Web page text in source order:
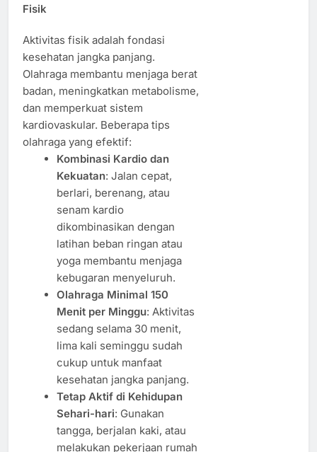
Fisik
Aktivitas fisik adalah fondasi
kesehatan jangka panjang.
Olahraga membantu menjaga berat
badan, meningkatkan metabolisme,
dan memperkuat sistem
kardiovaskular. Beberapa tips
olahraga yang efektif:
Kombinasi Kardio dan
Kekuatan: Jalan cepat,
berlari, berenang, atau
senam kardio
dikombinasikan dengan
latihan beban ringan atau
yoga membantu menjaga
kebugaran menyeluruh.
Olahraga Minimal 150
Menit per Minggu: Aktivitas
sedang selama 30 menit,
lima kali seminggu sudah
cukup untuk manfaat
kesehatan jangka panjang.
Tetap Aktif di Kehidupan
Sehari-hari: Gunakan
tangga, berjalan kaki, atau
melakukan pekerjaan rumah